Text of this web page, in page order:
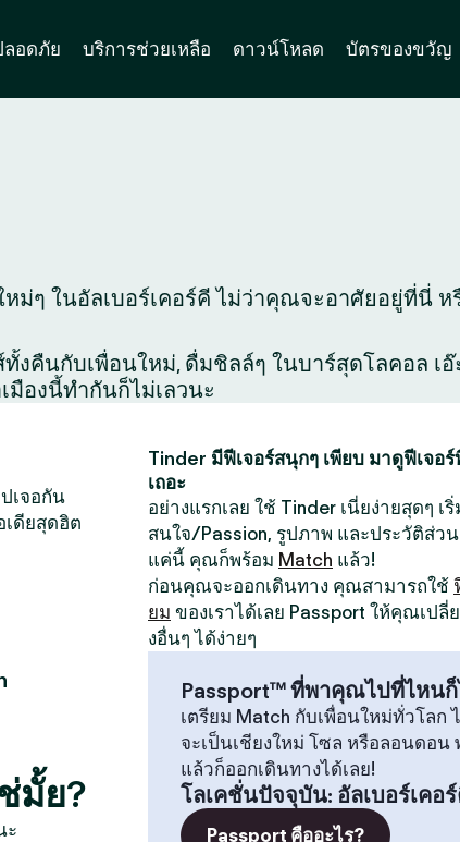
อดภัย บริการช่วยเหลือ ดาวน์โหลด บัตรของขวัญ
ม่ๆ ในอัลเบอร์เคอร์คี ไม่ว่าคุณจะอาศัยอยู่ที่นี่
งคืนกับเพื่อนใหม่, ดื่มชิลล์ๆ ในบาร์สุดโลคอล
มืองนี้ทำกันก็ไม่เลวนะ
เจอกัน
เดียสุดฮิต
มั้ย?
ะ
Tinder มีฟีเจอร์สนุกๆ เพียบ มาดูฟีเจ
เถอะ
อย่างแรกเลย ใช้ Tinder เนี่ยง่ายสุดๆ เ
สนใจ/Passion, รูปภาพ และประวัติส่
แค่นี้ คุณก็พร้อม Match แล้ว!
ก่อนคุณจะออกเดินทาง คุณสามารถใช้
ยม ของเราได้เลย Passport ให้คุณเป
งอื่นๆ ได้ง่ายๆ
Passport™ ที่พาคุณไปที่ไหน
เตรียม Match กับเพื่อนใหม่ทั่วโลก
จะเป็นเชียงใหม่ โซล หรือลอนดอน
แล้วก็ออกเดินทางได้เลย!
โลเคชั่นปัจจุบัน: อัลเบอร์เคอ
Passport คืออะไร?